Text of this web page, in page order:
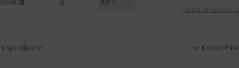
specifikace Komentáře